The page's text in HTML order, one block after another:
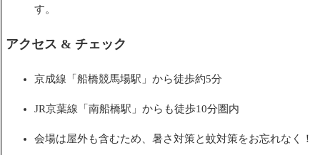
す。
アクセス & チェック
京成線「船橋競馬場駅」から徒歩約5分
JR京葉線「南船橋駅」からも徒歩10分圏内
会場は屋外も含むため、暑さ対策と蚊対策をお忘れなく！